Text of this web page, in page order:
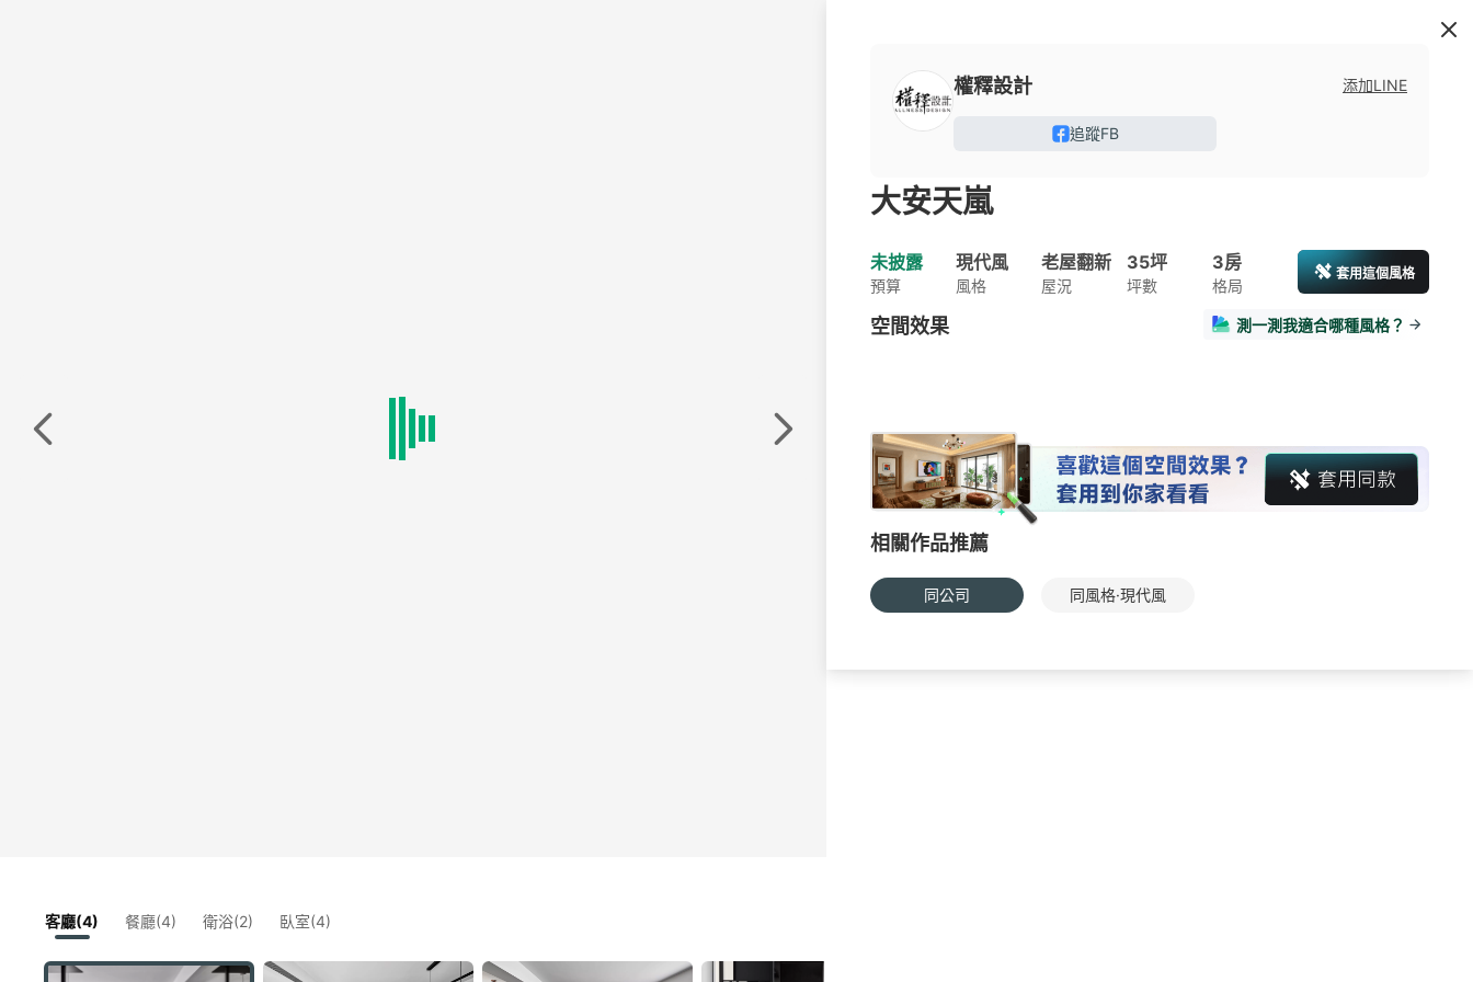
客廳(4) 餐廳(4) 衛浴(2) 臥室(4)
權釋設計 添加LINE
追蹤FB
大安天嵐
未披露
預算
現代風
風格
老屋翻新
屋況
35坪
坪數
3房
格局
套用這個風格
空間效果 測一測我適合哪種風格？
相關作品推薦
同公司 同風格·現代風